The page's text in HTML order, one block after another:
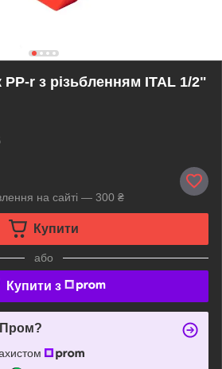
r з різьбленням ITAL 1/2"
на сайті — 300 ₴
Купити
або
Купити з
Пром?